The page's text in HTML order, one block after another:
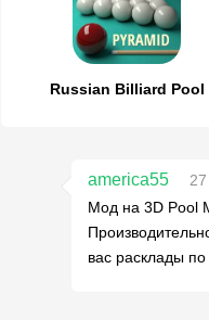
Russian Billiard Pool
america55
Мод на 3D Pool
вас расклады